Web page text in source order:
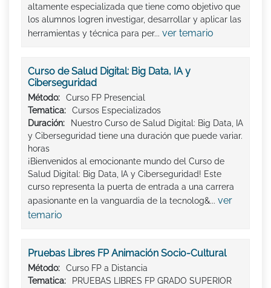
altamente especializada que tiene como objetivo que
los alumnos logren investigar, desarrollar y aplicar las
herramientas y técnica para per... ver temario
Curso de Salud Digital: Big Data, IA y
Ciberseguridad
Método:
Curso FP Presencial
Tematica:
Cursos Especializados
Duración:
Nuestro Curso de Salud Digital: Big Data, IA
y Ciberseguridad tiene una duración que puede variar.
horas
¡Bienvenidos al emocionante mundo del Curso de
Salud Digital: Big Data, IA y Ciberseguridad! Este
curso representa la puerta de entrada a una carrera
apasionante en la vanguardia de la tecnolog&... ver
temario
Pruebas Libres FP Animación Socio-Cultural
Método:
Curso FP a Distancia
Tematica:
PRUEBAS LIBRES FP GRADO SUPERIOR